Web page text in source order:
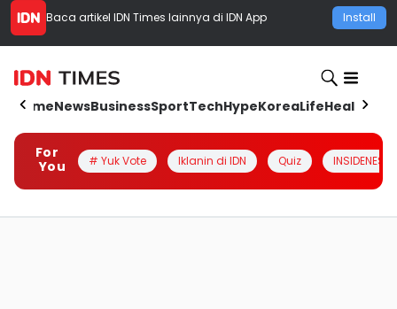
Baca artikel IDN Times lainnya di IDN App Install
HomeNewsBusinessSportTechHypeKoreaLifeHealth
For
You
# Yuk Vote Iklanin di IDN Quiz INSIDENESIA